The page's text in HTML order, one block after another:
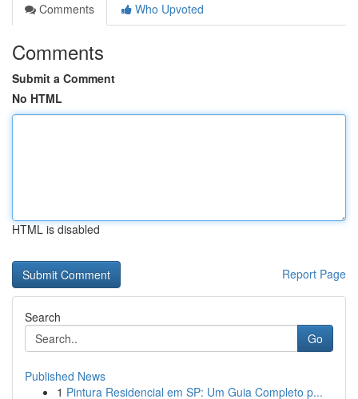
Comments
Who Upvoted
Comments
Submit a Comment
No HTML
HTML is disabled
Report Page
Search
Go
Published News
1 Pintura Residencial em SP: Um Guia Completo p...